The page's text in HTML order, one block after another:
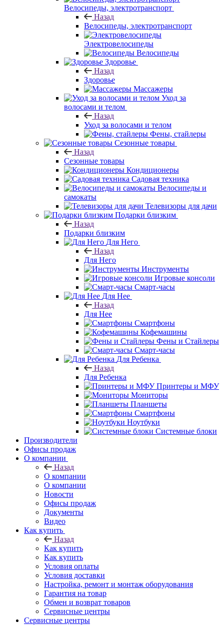
Велосипеды, электротранспорт
Назад
Велосипеды, электротранспорт
Электровелосипеды
Велосипеды
Здоровье
Назад
Здоровье
Массажеры
Уход за
волосами и телом
Назад
Уход за волосами и телом
Фены, стайлеры
Сезонные товары
Назад
Сезонные товары
Кондиционеры
Садовая техника
Велосипеды и
самокаты
Телевизоры для дачи
Подарки близким
Назад
Подарки близким
Для Него
Назад
Для Него
Инструменты
Игровые консоли
Смарт-часы
Для Нее
Назад
Для Нее
Смартфоны
Кофемашины
Фены и Стайлеры
Смарт-часы
Для Ребенка
Назад
Для Ребенка
Принтеры и МФУ
Мониторы
Планшеты
Смартфоны
Ноутбуки
Системные блоки
Производители
Офисы продаж
О компании
Назад
О компании
О компании
Новости
Офисы продаж
Документы
Видео
Как купить
Назад
Как купить
Как купить
Условия оплаты
Условия доставки
Настройка, ремонт и монтаж оборудования
Гарантия на товар
Обмен и возврат товаров
Сервисные центры
Сервисные центры